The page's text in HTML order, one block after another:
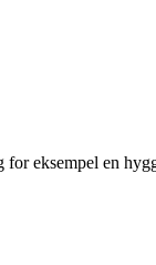
eksempel en